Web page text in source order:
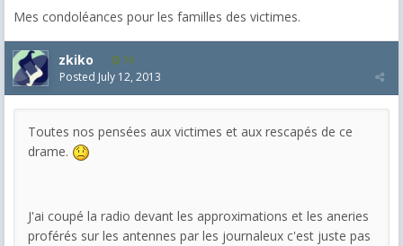
Mes condoléances pour les familles des victimes.
zkiko 74
Posted July 12, 2013
Toutes nos pensées aux victimes et aux rescapés de ce
drame.
J'ai coupé la radio devant les approximations et les aneries
proférés sur les antennes par les journaleux c'est juste pas